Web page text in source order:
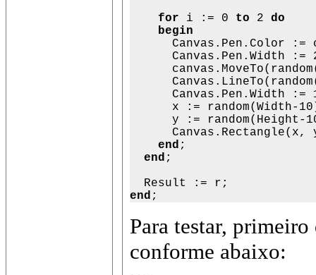
for i := 0 to 2 do
    begin
Canvas.Pen.Color :=
Canvas.Pen.Width :=
Canvas.Pen.Width :=
x := random(Width-
y := random(Height-
Canvas.Rectangle(x,
end ;
end ;
  Result := r;
end ;
Para testar,
conforme abaixo: